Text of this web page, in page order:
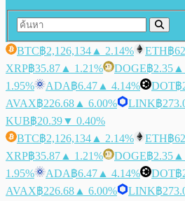
BTC฿2,126,134 ▲ 2.14% ETH฿
XRP฿35.87 ▲ 1.21% DOGE฿2.35 ▲
1.95%
ADA฿6.47 ▲ 4.14% DOT฿
AVAX฿226.68 ▲ 6.00% LINK฿
KUB฿20.39▼ 0.40%
BTC฿2,126,134 ▲ 2.14% ETH฿
XRP฿35.87 ▲ 1.21% DOGE฿2.35 ▲
1.95%
ADA฿6.47 ▲ 4.14% DOT฿
AVAX฿226.68 ▲ 6.00% LINK฿